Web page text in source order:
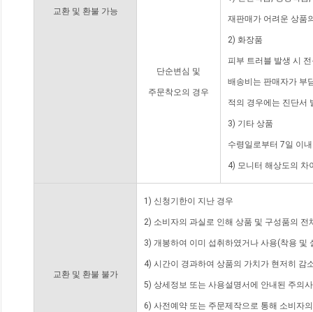
교환 및 환불 가능
단순변심 및
주문착오의 경우
재판매가 어려운 상품
2) 화장품
피부 트러블 발생 시
배송비는 판매자가 부
적의 경우에는 진단서
3) 기타 상품
수령일로부터 7일 이
4) 모니터 해상도의 차
교환 및 환불 불가
1) 신청기한이 지난 경우
2) 소비자의 과실로 인해 상품 및 구성품의
3) 개봉하여 이미 섭취하였거나 사용(착용 및
4) 시간이 경과하여 상품의 가치가 현저히 감
5) 상세정보 또는 사용설명서에 안내된 주의
6) 사전예약 또는 주문제작으로 통해 소비자